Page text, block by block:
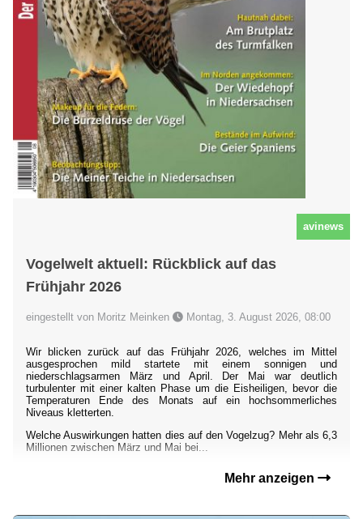
avinews
Vogelwelt aktuell: Rückblick auf das
Frühjahr 2026
eingestellt von Moritz Meinken Montag, 3. August 2026, 08:00
Wir blicken zurück auf das Frühjahr 2026, welches im Mittel
ausgesprochen mild startete mit einem sonnigen und
niederschlagsarmen März und April. Der Mai war deutlich
turbulenter mit einer kalten Phase um die Eisheiligen, bevor die
Temperaturen Ende des Monats auf ein hochsommerliches
Niveaus kletterten.
Welche Auswirkungen hatten dies auf den Vogelzug? Mehr als 6,3
Millionen zwischen März und Mai bei...
Mehr anzeigen